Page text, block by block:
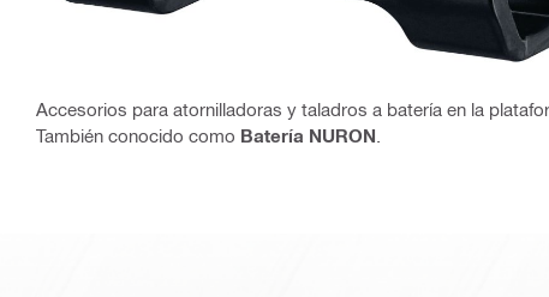
Accesorios para atornilladoras y taladros a batería en la
También conocido como Batería NURON